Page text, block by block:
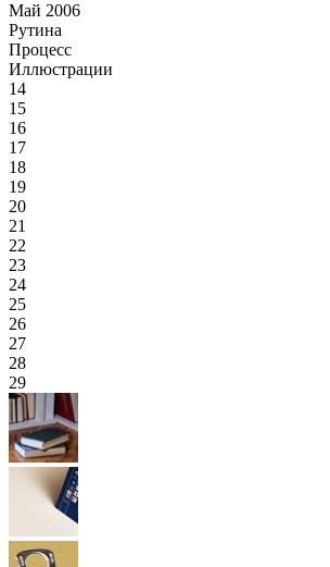
Май 2006
Рутина
Процесс
Иллюстрации
14
15
16
17
18
19
20
21
22
23
24
25
26
27
28
29